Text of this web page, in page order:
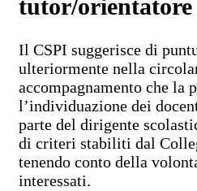
tutor/orientatore
Il CSPI suggerisce di
ulteriormente nella
accompagnamento che la
l’individuazione dei
parte del dirigente
di criteri stabiliti dal
tenendo conto della
interessati.